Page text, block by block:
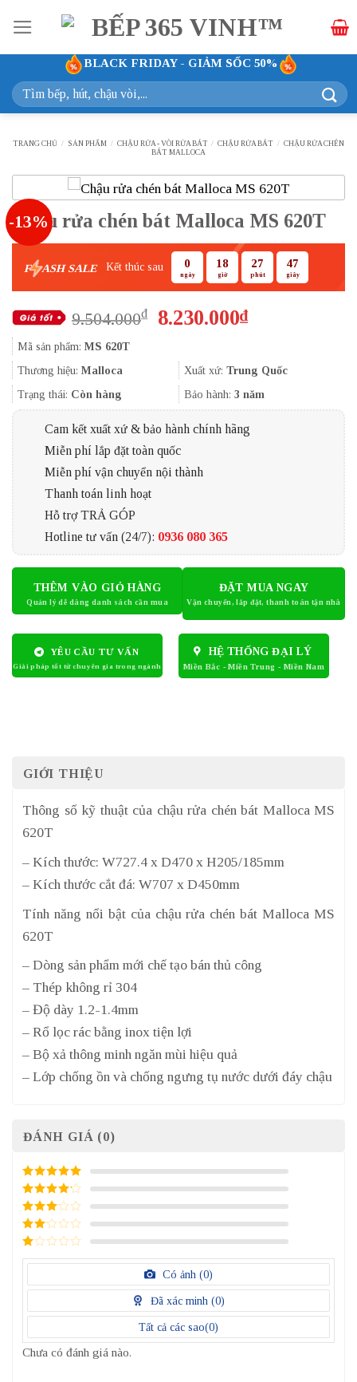
qua
nội
dung
BLACK FRIDAY - GIẢM SỐC 50%
Tìm
kiếm:
TRANG CHỦ / SẢN PHẨM / CHẬU RỬA - VÒI RỬA BÁT / CHẬU RỬA BÁT / CHẬU RỬA CHÉN
BÁT MALLOCA
-13%
Chậu rửa chén bát Malloca MS 620T
F ASH SALE Kết thúc sau 0
ngày
18
giờ
27
phút
46
giây
9.504.000₫
Giá
9.504.000₫.
8.230.000₫Giá
là:
8.230.000₫.
Mã sản phẩm: MS 620T
Thương hiệu: Malloca Xuất xứ: Trung Quốc
Trạng thái: Còn hàng Bảo hành: 3 năm
Cam kết xuất xứ & bảo hành chính hãng
Miễn phí lắp đặt toàn quốc
Miễn phí vận chuyển nội thành
Thanh toán linh hoạt
Hỗ trợ TRẢ GÓP
Hotline tư vấn (24/7): 0936 080 365
THÊM VÀO GIỎ HÀNG ĐẶT MUA NGAY
YÊU CẦU TƯ VẤN HỆ THỐNG ĐẠI LÝ
GIỚI THIỆU
Thông số kỹ thuật của chậu rửa chén bát Malloca MS
620T
– Kích thước: W727.4 x D470 x H205/185mm
– Kích thước cắt đá: W707 x D450mm
Tính năng nổi bật của chậu rửa chén bát Malloca MS
620T
– Dòng sản phẩm mới chế tạo bán thủ công
– Thép không rỉ 304
– Độ dày 1.2-1.4mm
– Rổ lọc rác bằng inox tiện lợi
– Bộ xả thông minh ngăn mùi hiệu quả
– Lớp chống ồn và chống ngưng tụ nước dưới đáy chậu
ĐÁNH GIÁ (0)
5/ 5 điểm
4/ 5
điểm
3/ 5
điểm
2/
điểm
1
điểm
Có ảnh (0)
Đã xác minh (0)
Tất cả các sao(0)
Chưa có đánh giá nào.